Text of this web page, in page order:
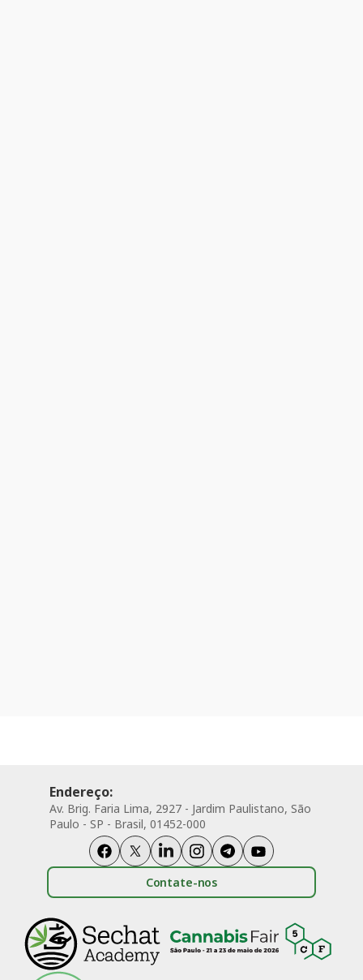
Endereço:
Av. Brig. Faria Lima, 2927 - Jardim Paulistano, São
Paulo - SP - Brasil, 01452-000
Contate-nos